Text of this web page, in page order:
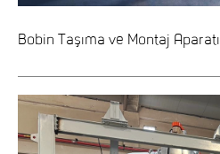
Bobin Taşıma ve Montaj Aparatı